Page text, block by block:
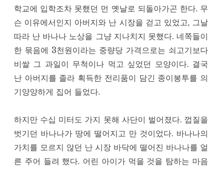
학교에 입학조차 못했던 먼 옛날로 되돌아가곤 한다. 무
슨 이유에서인지 아버지와 난 시장을 걷고 있었고, 그날
따라 난 바나나 노상을 그냥 지나치지 못했다. 네쪽들이
한 묶음에 3천원이라는 중량당 가격으로는 쇠고기보다
비쌀 그 과일이 무척이나 먹고 싶었던 모양이다. 결국
난 아버지를 졸라 획득한 전리품이 담긴 종이봉투를 의
기양양하게 집어 들었다.
하지만 수십 미터도 가지 못해 사단이 벌어졌다. 껍질을
벗기던 바나나가 땅에 떨어지고 만 것이었다. 바나나의
가치를 모르지 않던 난 시장 바닥에 떨어진 바나나를 얼
른 주어 들려 했다. 어린 아이가 먹을 것을 탐하는 마음